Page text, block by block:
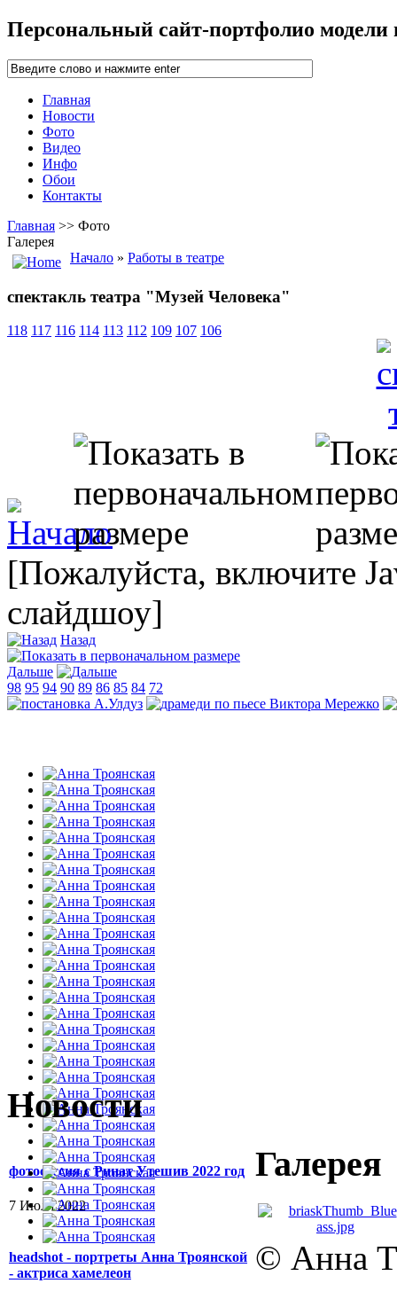
Персональный сайт-портфолио
Главная
Новости
Фото
Видео
Инфо
Обои
Контакты
Главная >> Фото
Галерея
Начало » Работы в театре
спектакль театра "Музей Человека"
118 117 116 114 113 112 109 107 106
[Пожалуйста, включите
слайдшоу]
Назад
Дальше
98 95 94 90 89 86 85 84 72
Новости
фотосессия с Ринат Утешив 2022 год
7 Июля 2022
headshot - портреты Анна Троянской
- актриса хамелеон
Галерея
© Анна